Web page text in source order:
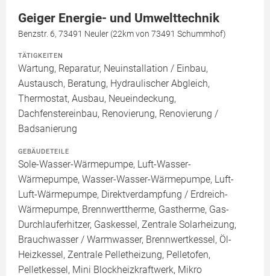
Geiger Energie- und Umwelttechnik
Benzstr. 6, 73491 Neuler (22km von 73491 Schummhof)
TÄTIGKEITEN
Wartung, Reparatur, Neuinstallation / Einbau,
Austausch, Beratung, Hydraulischer Abgleich,
Thermostat, Ausbau, Neueindeckung,
Dachfenstereinbau, Renovierung, Renovierung /
Badsanierung
GEBÄUDETEILE
Sole-Wasser-Wärmepumpe, Luft-Wasser-
Wärmepumpe, Wasser-Wasser-Wärmepumpe, Luft-
Luft-Wärmepumpe, Direktverdampfung / Erdreich-
Wärmepumpe, Brennwerttherme, Gastherme, Gas-
Durchlauferhitzer, Gaskessel, Zentrale Solarheizung,
Brauchwasser / Warmwasser, Brennwertkessel, Öl-
Heizkessel, Zentrale Pelletheizung, Pelletofen,
Pelletkessel, Mini Blockheizkraftwerk, Mikro